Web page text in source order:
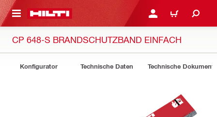
ANMELDEN ODER
WARENKORB
CP 648-S BRANDSCHUTZBAND EINFACH
Konfigurator Technische Daten Technische Dokumente